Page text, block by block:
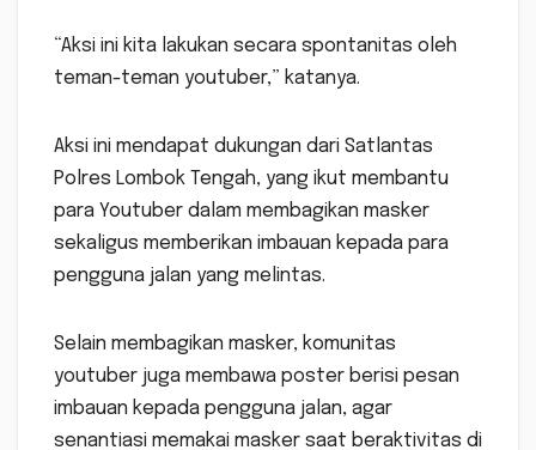
“Aksi ini kita lakukan secara spontanitas oleh
teman-teman youtuber,” katanya.
Aksi ini mendapat dukungan dari Satlantas
Polres Lombok Tengah, yang ikut membantu
para Youtuber dalam membagikan masker
sekaligus memberikan imbauan kepada para
pengguna jalan yang melintas.
Selain membagikan masker, komunitas
youtuber juga membawa poster berisi pesan
imbauan kepada pengguna jalan, agar
senantiasi memakai masker saat beraktivitas di